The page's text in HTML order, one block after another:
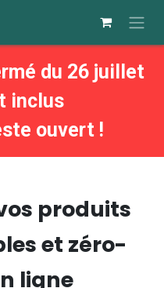
du 26 juillet
inclus
ouvert !
produits
et zéro-
ligne